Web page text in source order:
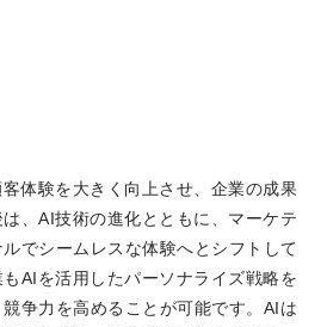
体験を大きく向上させ、企業の成果
、AI技術の進化とともに、マーケテ
でシームレスな体験へとシフトして
AIを活用したパーソナライズ戦略を
争力を高めることが可能です。AIは